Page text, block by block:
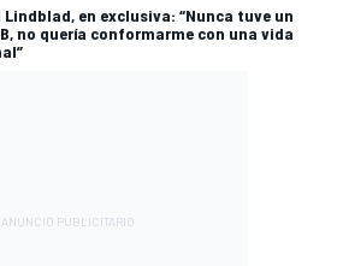
Lindblad, en exclusiva: “Nunca tuve un
no quería conformarme con una vida